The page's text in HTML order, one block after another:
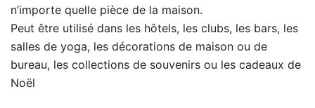
n’importe quelle pièce de la maison.
Peut être utilisé dans les hôtels, les clubs, les bars, les
salles de yoga, les décorations de maison ou de
bureau, les collections de souvenirs ou les cadeaux de
Noël